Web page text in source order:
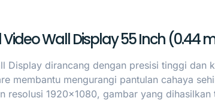
Wall Display 55 Inch (0.44
Display dirancang dengan presisi tinggi
membantu mengurangi pantulan cahaya
resolusi 1920×1080, gambar yang